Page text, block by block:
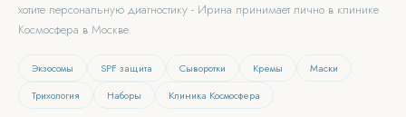
хотите персональную диагностику - Ирина принимает лично в клинике
Космосфера в Москве.
Экзосомы SPF защита Сыворотки Кремы
Маски
Трихология
Наборы Клиника Космосфера